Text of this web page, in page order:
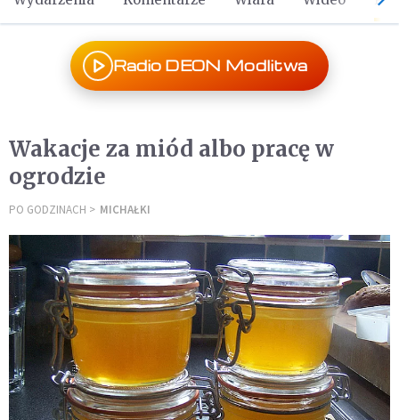
Radio DEON Modlitwa
Wakacje za miód albo pracę w
ogrodzie
PO GODZINACH MICHAŁKI